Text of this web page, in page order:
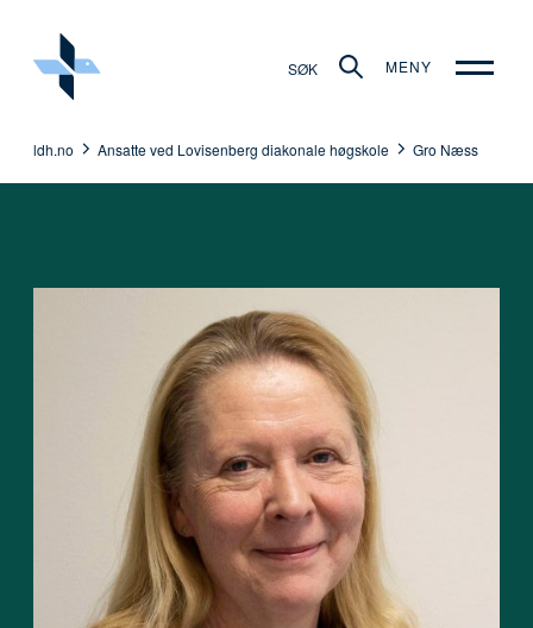
SØK MENY
ldh.no Ansatte ved Lovisenberg diakonale høgskole Gro Næss